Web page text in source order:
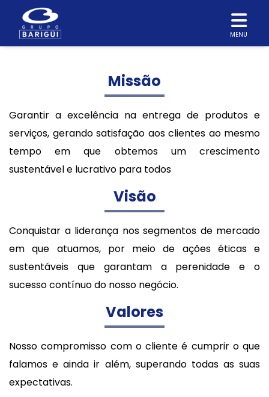
MENU
Missão
Garantir a excelência na entrega de produtos e
serviços, gerando satisfação aos clientes ao mesmo
tempo em que obtemos um crescimento
sustentável e lucrativo para todos
Visão
Conquistar a liderança nos segmentos de mercado
em que atuamos, por meio de ações éticas e
sustentáveis que garantam a perenidade e o
sucesso contínuo do nosso negócio.
Valores
Nosso compromisso com o cliente é cumprir o que
falamos e ainda ir além, superando todas as suas
expectativas.